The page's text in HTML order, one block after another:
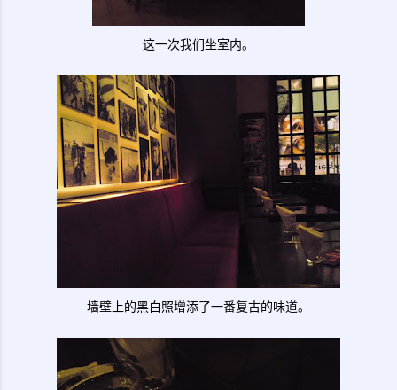
这一次我们坐室内。
墙壁上的黑白照增添了一番复古的味道。